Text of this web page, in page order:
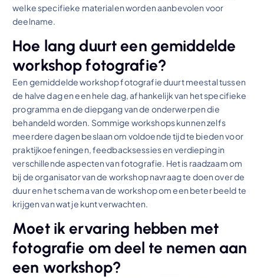
welke specifieke materialen worden aanbevolen voor
deelname.
Hoe lang duurt een gemiddelde
workshop fotografie?
Een gemiddelde workshop fotografie duurt meestal tussen
de halve dag en een hele dag, afhankelijk van het specifieke
programma en de diepgang van de onderwerpen die
behandeld worden. Sommige workshops kunnen zelfs
meerdere dagen beslaan om voldoende tijd te bieden voor
praktijkoefeningen, feedbacksessies en verdieping in
verschillende aspecten van fotografie. Het is raadzaam om
bij de organisator van de workshop navraag te doen over de
duur en het schema van de workshop om een beter beeld te
krijgen van wat je kunt verwachten.
Moet ik ervaring hebben met
fotografie om deel te nemen aan
een workshop?